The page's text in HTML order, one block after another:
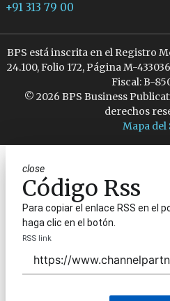
+91 313 79 00
BPS está inscrita en el Registro
24.100, Folio 172, Página M-
Fiscal: B-
© 2026 BPS Business
derechos
Mapa del
close
Código Rss
Para copiar el enlace RSS en el
haga clic en el botón.
RSS link